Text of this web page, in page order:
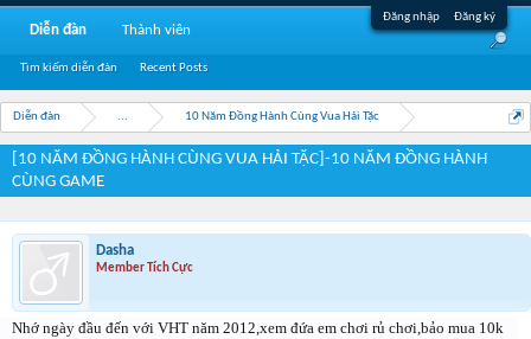
Đăng nhập Đăng ký
Diễn đàn ... 10 Năm Đồng Hành Cùng Vua Hải Tặc
[10 NĂM ĐỒNG HÀNH CÙNG VUA HẢI TẶC]-10 NĂM ĐỒNG HÀNH
CÙNG GAME
Dasha
Member Tích Cực
Nhớ ngày đầu đến với VHT năm 2012,xem đứa em chơi rủ chơi,bảo mua 10k
Diễn đàn
Tìm kiếm diễn đàn Recent Posts
Thành viên